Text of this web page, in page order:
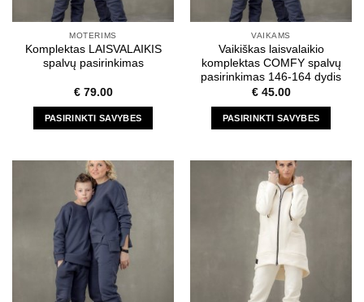
on
the
product
page
on
the
product
page
MOTERIMS
Komplektas LAISVALAIKIS
spalvų pasirinkimas
€79.00
PASIRINKTI SAVYBES
has
multiple
variants.
The
options
may
chosen
VAIKAMS
Vaikiškas laisvalaikio
komplektas COMFY spalvų
pasirinkimas 146-164 dydis
€45.00
PASIRINKTI SAVYBES
has
multiple
variants.
The
options
may
be
chosen